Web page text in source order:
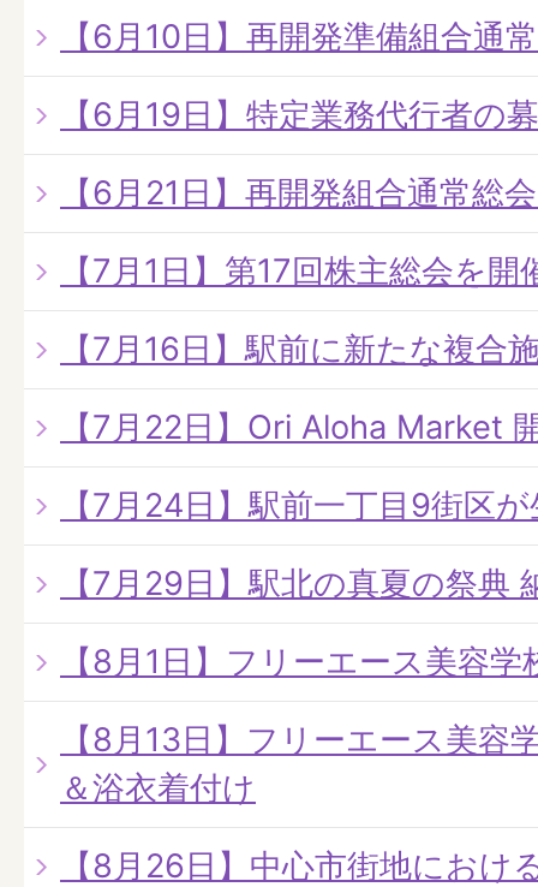
【6月10日】再開発準備組合通
【6月19日】特定業務代行者の
【6月21日】再開発組合通常総
【7月1日】第17回株主総会を開
【7月16日】駅前に新たな複合
【7月22日】Ori Aloha Market
【7月24日】駅前一丁目9街区
【7月29日】駅北の真夏の祭典
【8月1日】フリーエース美容
【8月13日】フリーエース美容
＆浴衣着付け
【8月26日】中心市街地におけ